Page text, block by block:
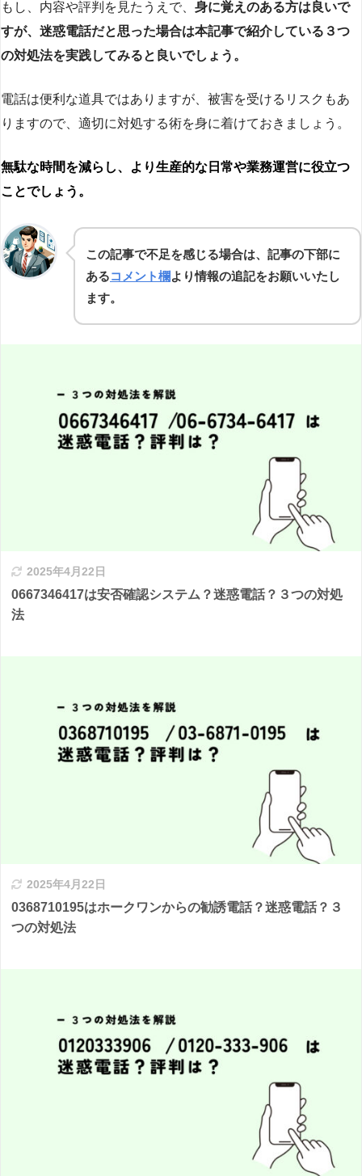
もし、内容や評判を見たうえで、 身に覚えのある方は良いで
すが、迷惑電話だと思った場合は本記事で紹介している３つ
の対処法を実践してみると良いでしょう。
電話は便利な道具ではありますが、被害を受けるリスクもあ
りますので、適切に対処する術を身に着けておきましょう。
無駄な時間を減らし、より生産的な日常や業務運営に役立つ
ことでしょう。
この記事で不足を感じる場合は、記事の下部に
あるコメント欄より情報の追記をお願いいたし
ます。
2025年4月22日
0667346417は安否確認システム？迷惑電話？３つの対処
法
2025年4月22日
0368710195はホークワンからの勧誘電話？迷惑電話？３
つの対処法